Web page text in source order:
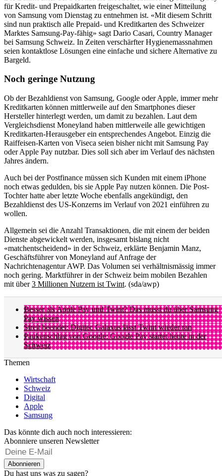
für Kredit- und Prepaidkarten freigeschaltet, wie einer Mitteilung
von Samsung vom Dienstag zu entnehmen ist. «Mit diesem Schritt
sind nun praktisch alle Prepaid- und Kreditkarten des Schweizer
Marktes Samsung-Pay-fähig» sagt Dario Casari, Country Manager
bei Samsung Schweiz. In Zeiten verschärfter Hygienemassnahmen
seien kontaktlose Lösungen eine einfache und sichere Alternative zu
Bargeld.
Noch geringe Nutzung
Ob der Bezahldienst von Samsung, Google oder Apple, immer mehr
Kreditkarten können mittlerweile auf den Smartphones dieser
Hersteller hinterlegt werden, um damit zu bezahlen. Laut dem
Vergleichsdienst Moneyland haben mittlerweile alle gewichtigen
Kreditkarten-Herausgeber ein entsprechendes Angebot. Einzig die
Raiffeisen-Karten von Viseca seien bisher nicht mit Samsung Pay
oder Apple Pay nutzbar. Dies soll sich aber im Verlauf des nächsten
Jahres ändern.
Auch bei der Postfinance müssen sich Kunden mit einem iPhone
noch etwas gedulden, bis sie Apple Pay nutzen können. Die Post-
Tochter hatte aber letzte Woche ebenfalls angekündigt, den
Bezahldienst des US-Konzerns im Verlauf von 2021 einführen zu
wollen.
Allgemein sei die Anzahl Transaktionen, die mit einem der beiden
Dienste abgewickelt werden, insgesamt bislang nicht
«matchentscheidend» in der Schweiz, erklärte Benjamin Manz,
Geschäftsführer von Moneyland auf Anfrage der
Nachrichtenagentur AWP. Das Volumen sei verhältnismässig immer
noch gering. Marktführer in der Schweiz beim mobilen Bezahlen
mit über3 Millionen Nutzern ist Twint. (sda/awp)
Besser als Apple Pay und Twint? Das musst du über Samsung
Pay wissen
Streit beendet: Digitec Galaxus lässt Twint wieder ran
Paukenschlag von Google: Google Pay startet heute in der
Schweiz
Themen
Wirtschaft
Schweiz
Digital
Apple
Samsung
Das könnte dich auch noch interessieren:
Abonniere unseren Newsletter
Abonnieren
Du hast uns was zu sagen?